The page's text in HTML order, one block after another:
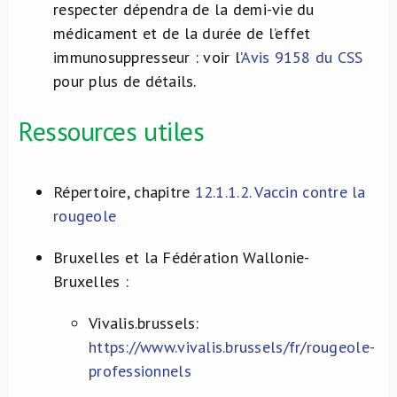
respecter dépendra de la demi-vie du
médicament et de la durée de l’effet
immunosuppresseur : voir l’Avis 9158 du CSS
pour plus de détails.
Ressources utiles
Répertoire, chapitre 12.1.1.2. Vaccin contre la
rougeole
Bruxelles et la Fédération Wallonie-
Bruxelles :
Vivalis.brussels:
https://www.vivalis.brussels/fr/rougeole-
professionnels